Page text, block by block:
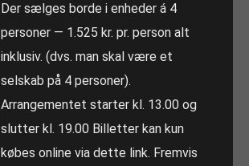
Der sælges borde i enheder á 4
personer — 1.525 kr. pr. person alt
inklusiv. (dvs. man skal være et
selskab på 4 personer).
Arrangementet starter kl. 13.00 og
slutter kl. 19.00 Billetter kan kun
købes online via dette link. Fremvis